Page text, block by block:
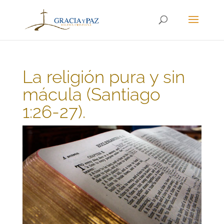
La religión pura y sin
mácula (Santiago
1:26-27).